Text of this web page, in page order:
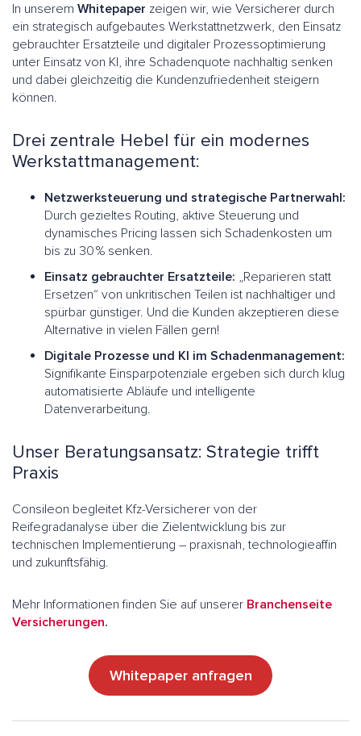
In unserem Whitepaper zeigen wir, wie Versicherer durch
ein strategisch aufgebautes Werkstattnetzwerk, den Einsatz
gebrauchter Ersatzteile und digitaler Prozessoptimierung
unter Einsatz von KI, ihre Schadenquote nachhaltig senken
und dabei gleichzeitig die Kundenzufriedenheit steigern
können.
Drei zentrale Hebel für ein modernes
Werkstattmanagement:
Netzwerksteuerung und strategische Partnerwahl:
Durch gezieltes Routing, aktive Steuerung und
dynamisches Pricing lassen sich Schadenkosten um
bis zu 30 % senken.
Einsatz gebrauchter Ersatzteile: „Reparieren statt
Ersetzen“ von unkritischen Teilen ist nachhaltiger und
spürbar günstiger. Und die Kunden akzeptieren diese
Alternative in vielen Fällen gern!
Digitale Prozesse und KI im Schadenmanagement:
Signifikante Einsparpotenziale ergeben sich durch klug
automatisierte Abläufe und intelligente
Datenverarbeitung.
Unser Beratungsansatz: Strategie trifft
Praxis
Consileon begleitet Kfz-Versicherer von der
Reifegradanalyse über die Zielentwicklung bis zur
technischen Implementierung – praxisnah, technologieaffin
und zukunftsfähig.
Mehr Informationen finden Sie auf unserer Branchenseite
Versicherungen.
Whitepaper anfragen